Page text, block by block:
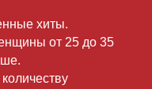
хиты.
от 25 до 35